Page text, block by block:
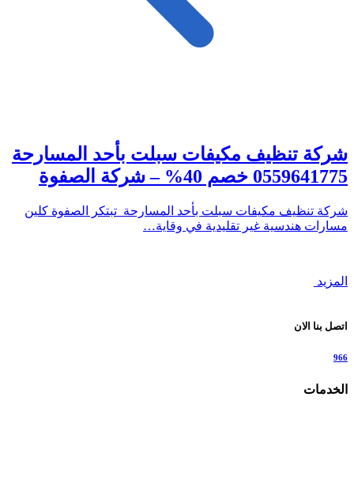
شركة تنظيف مكيفات سبلت بأحد المسارحة
0559641775 خصم 40% – شركة الصفوة
شركة تنظيف مكيفات سبلت بأحد المسارحة تبتكر الصفوة كلين
مسارات هندسية غير تقليدية في وقاية…
المزيد
اتصل بنا الان
966
الخدمات